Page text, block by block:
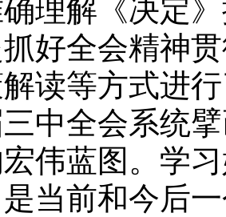
理解《决定
好全会精神
读等方式进
中全会系统
伟蓝图。学
当前和今后